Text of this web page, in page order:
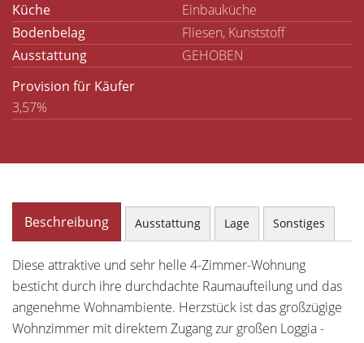
Küche
Einbauküche
Bodenbelag
Fliesen, Kunststoff
Ausstattung
GEHOBEN
Provision für Käufer
3,57%
Beschreibung Ausstattung Lage Sonstiges
Diese attraktive und sehr helle 4-Zimmer-Wohnung
besticht durch ihre durchdachte Raumaufteilung und das
angenehme Wohnambiente. Herzstück ist das großzügige
Wohnzimmer mit direktem Zugang zur großen Loggia -